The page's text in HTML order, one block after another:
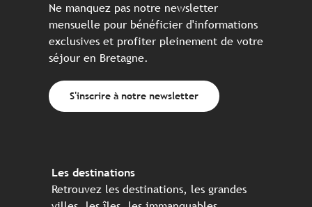
Ne manquez pas notre newsletter
mensuelle pour bénéficier d'informations
exclusives et profiter pleinement de votre
séjour en Bretagne.
S'inscrire à notre newsletter
Les destinations
Retrouvez les destinations, les grandes